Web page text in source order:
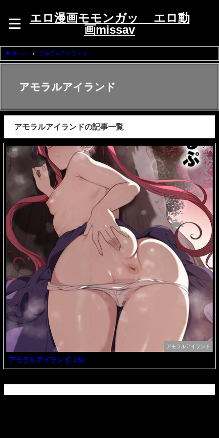
エロ漫画モモンガッ エロ動
画missav
ホーム アモラルアイランド
アモラルアイランド
アモラルアイランドの記事一覧
アモラルアイランド
アモラルアイランド（5）